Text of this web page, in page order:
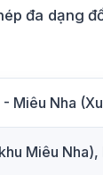
đa dạng
Miêu Nha
Miêu